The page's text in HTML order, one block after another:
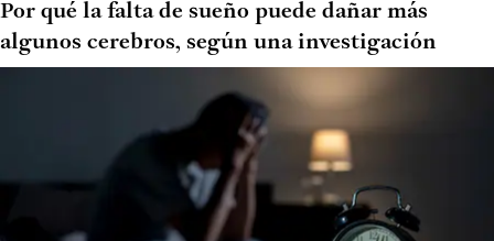
Por qué la falta de sueño puede dañar más
algunos cerebros, según una investigación